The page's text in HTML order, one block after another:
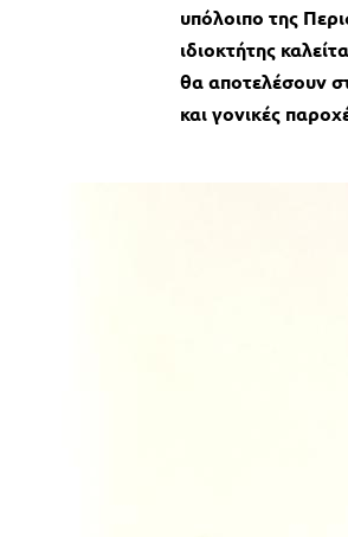
υπόλοιπο της
ιδιοκτήτης
θα αποτελέσουν
και γονικές